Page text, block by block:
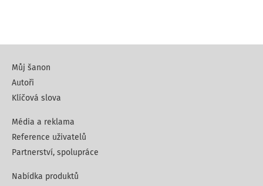
Můj šanon
Autoři
Klíčová slova
Média a reklama
Reference uživatelů
Partnerství, spolupráce
Nabídka produktů